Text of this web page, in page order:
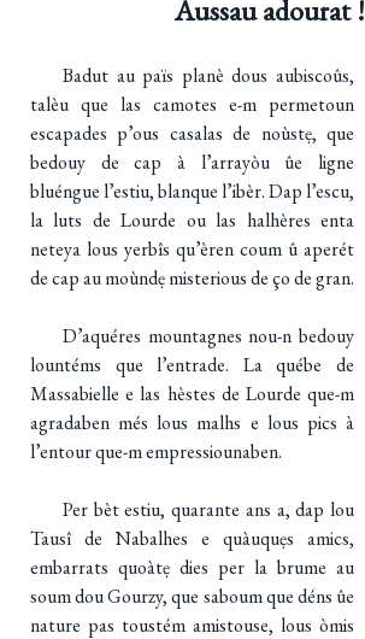
Aussau adourat !
Badut au païs planè dous aubiscoûs,
talèu que las camotes e-m permetoun
escapades p’ous casalas de noùstẹ, que
bedouy de cap à l’arrayòu ûe ligne
bluéngue l’estiu, blanque l’ibèr. Dap l’escu,
la luts de Lourde ou las halhères enta
neteya lous yerbîs qu’èren coum û aperét
de cap au moùndẹ misterious de ço de gran.
D’aquéres mountagnes nou-n bedouy
lountéms que l’entrade. La québe de
Massabielle e las hèstes de Lourde que-m
agradaben més lous malhs e lous pics à
l’entour que-m empressiounaben.
Per bèt estiu, quarante ans a, dap lou
Tausî de Nabalhes e quàuquẹs amics,
embarrats quoàtẹ dies per la brume au
soum dou Gourzy, que saboum que déns ûe
nature pas toustém amistouse, lous òmis